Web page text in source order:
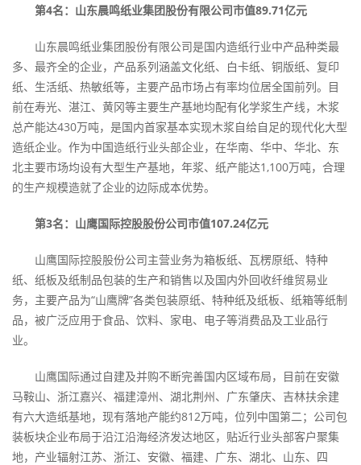
第4名：山东晨鸣纸业集团股份有限公司市值89.71亿元
山东晨鸣纸业集团股份有限公司是国内造纸行业中产品种类最
多、最齐全的企业，产品系列涵盖文化纸、白卡纸、铜版纸、复印
纸、生活纸、热敏纸等，主要产品市场占有率均位居全国前列。目
前在寿光、湛江、黄冈等主要生产基地均配有化学浆生产线，木浆
总产能达430万吨，是国内首家基本实现木浆自给自足的现代化大型
造纸企业。作为中国造纸行业头部企业，在华南、华中、华北、东
北主要市场均设有大型生产基地，年浆、纸产能达1,100万吨，合理
的生产规模造就了企业的边际成本优势。
第3名：山鹰国际控股股份公司市值107.24亿元
山鹰国际控股股份公司主营业务为箱板纸、瓦楞原纸、特种
纸、纸板及纸制品包装的生产和销售以及国内外回收纤维贸易业
务，主要产品为“山鹰牌”各类包装原纸、特种纸及纸板、纸箱等纸制
品，被广泛应用于食品、饮料、家电、电子等消费品及工业品行
业。
山鹰国际通过自建及并购不断完善国内区域布局，目前在安徽
马鞍山、浙江嘉兴、福建漳州、湖北荆州、广东肇庆、吉林扶余建
有六大造纸基地，现有落地产能约812万吨，位列中国第二；公司包
装板块企业布局于沿江沿海经济发达地区，贴近行业头部客户聚集
地，产业辐射江苏、浙江、安徽、福建、广东、湖北、山东、四